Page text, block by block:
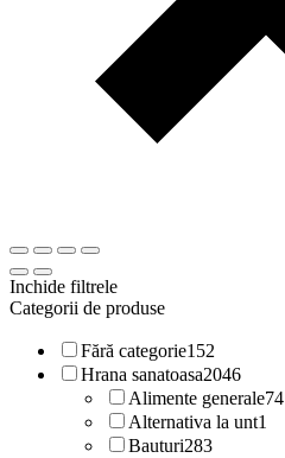
Inchide filtrele
Categorii de produse
Fără categorie152
Hrana sanatoasa2046
Alimente generale74
Alternativa la unt1
Bauturi283